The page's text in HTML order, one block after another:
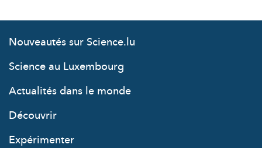
Nouveautés sur Science.lu
Science au Luxembourg
Actualités dans le monde
Découvrir
Expérimenter